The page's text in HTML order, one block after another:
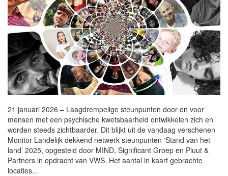
21 januari 2026 – Laagdrempelige steunpunten door en voor
mensen met een psychische kwetsbaarheid ontwikkelen zich en
worden steeds zichtbaarder. Dit blijkt uit de vandaag verschenen
Monitor Landelijk dekkend netwerk steunpunten ‘Stand van het
land’ 2025, opgesteld door MIND, Significant Groep en Pluut &
Partners in opdracht van VWS. Het aantal in kaart gebrachte
locaties…